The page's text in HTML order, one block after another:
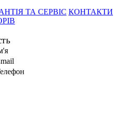
ТА СЕРВІС КОНТАКТИ